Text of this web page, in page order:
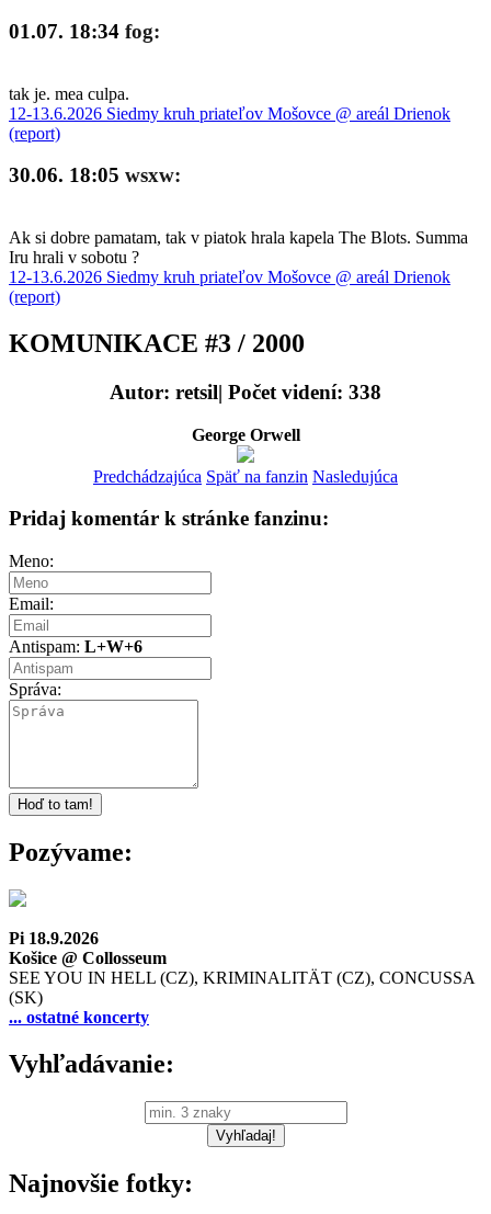
01.07. 18:34 fog:
tak je. mea culpa.
12-13.6.2026 Siedmy kruh priateľov Mošovce @ areál Drienok
(report)
30.06. 18:05 wsxw:
Ak si dobre pamatam, tak v piatok hrala kapela The Blots. Summa
Iru hrali v sobotu ?
12-13.6.2026 Siedmy kruh priateľov Mošovce @ areál Drienok
(report)
KOMUNIKACE #3 / 2000
Autor: retsil| Počet videní: 338
George Orwell
Predchádzajúca Späť na fanzin Nasledujúca
Pridaj komentár k stránke fanzinu:
Meno:
Email:
Antispam: L+W+6
Správa:
Pozývame:
Pi 18.9.2026
Košice @ Collosseum
SEE YOU IN HELL (CZ), KRIMINALITÄT (CZ), CONCUSSA
(SK)
... ostatné koncerty
Vyhľadávanie:
Najnovšie fotky: